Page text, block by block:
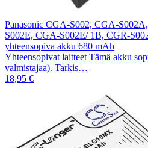
Panasonic CGA-S002, CGA-
S002E, CGA-S002E/ 1B, CGR-
yhteensopiva akku 680 mAh
Yhteensopivat laitteet Tämä akku
valmistajaa). Tarkis…
18,95 €